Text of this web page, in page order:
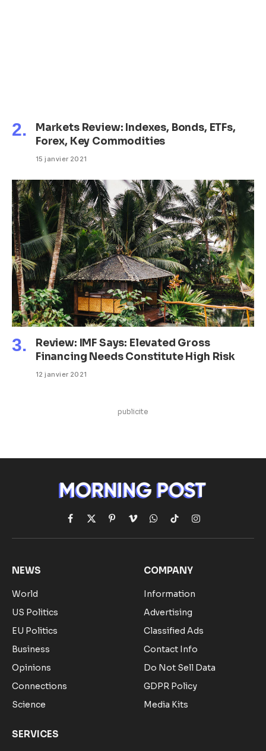
Markets Review: Indexes, Bonds, ETFs,
Forex, Key Commodities
15 janvier 2021
Review: IMF Says: Elevated Gross
Financing Needs Constitute High Risk
12 janvier 2021
publicite
Facebook
X
(Twitter)
Pinterest
VimeoWhatsApp
TikTokInstagram
NEWS
World
US Politics
EU Politics
Business
Opinions
Connections
Science
COMPANY
Information
Advertising
Classified Ads
Contact Info
Do Not Sell Data
GDPR Policy
Media Kits
SERVICES